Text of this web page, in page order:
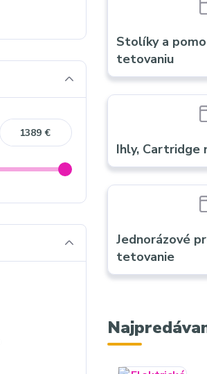
Stolíky a
tetovaniu
Ihly, Cartridge
Jednorázové
tetovanie
€